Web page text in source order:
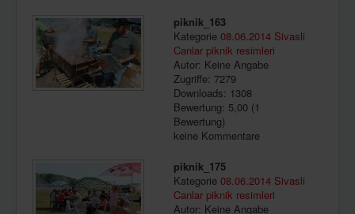
piknik_163
Kategorie 08.06.2014 Sivasli
Canlar piknik resimleri
Autor: Keine Angabe
Zugriffe: 7279
Downloads: 1308
Bewertung: 5,00 (1
Bewertung)
keine Kommentare
piknik_175
Kategorie 08.06.2014 Sivasli
Canlar piknik resimleri
Autor: Keine Angabe